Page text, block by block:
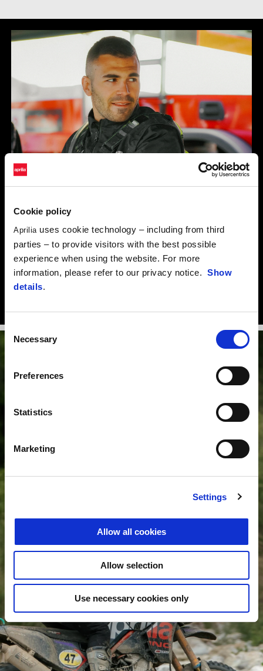
Cookie policy
Aprilia uses cookie technology – including from third
parties – to provide visitors with the best possible
experience when using the website. For more
information, please refer to our privacy notice. Show
details.
Consent
Selection
Necessary
Preferences
Statistics
Marketing
Settings
Allow all cookies
Allow selection
Use necessary cookies only
"Motorally je pre mňa skúsenosť, ktorá ponúka mimoriadne
motivujúce výzvy.
Som vďačný Aprilii za túto skvelú príležitosť a tímu Guareschi za
prípravu konkurencieschopného motocykla, vďaka ktorému sa